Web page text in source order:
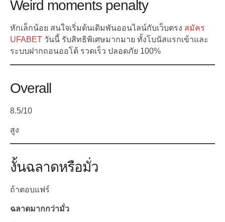
Weird moments penalty
หักเล็กน้อย สนใจเริ่มต้นเดิมพันออนไลน์กับเว็บตรง สมัคร
UFABET วันนี้ รับสิทธิพิเศษมากมาย ทั้งโบนัสแรกเข้าและ
ระบบฝากถอนออโต้ รวดเร็ว ปลอดภัย 100%
Overall
8.5/10
สูง
งั้นฉลาดหรือมั่ว
ถ้าตอบแฟร์
ฉลาดมากกว่ามั่ว